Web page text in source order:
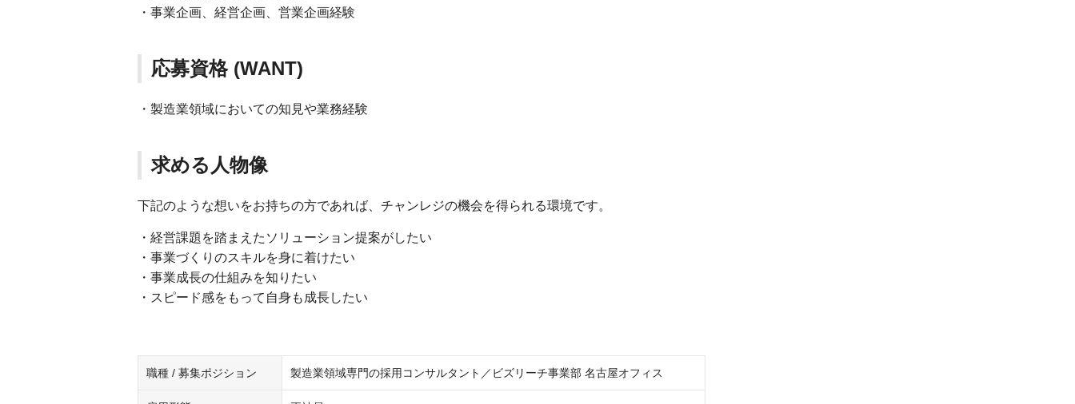
・事業企画、経営企画、営業企画経験
応募資格 (WANT)
・製造業領域においての知見や業務経験
求める人物像
下記のような想いをお持ちの方であれば、チャンレジの機会を得られる環境です。
・経営課題を踏まえたソリューション提案がしたい
・事業づくりのスキルを身に着けたい
・事業成長の仕組みを知りたい
・スピード感をもって自身も成長したい
職種 / 募集ポジション 製造業領域専門の採用コンサルタント／ビズリーチ事業部 名古屋オフィス